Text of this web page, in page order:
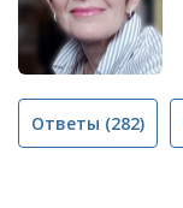
Ответы (282)